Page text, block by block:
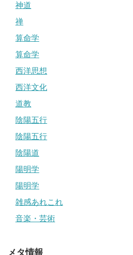
神道
禅
算命学
算命学
西洋思想
西洋文化
道教
陰陽五行
陰陽五行
陰陽道
陽明学
陽明学
雑感あれこれ
音楽・芸術
メタ情報